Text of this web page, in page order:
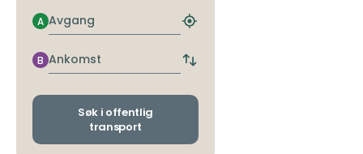
Avgang
A
Finn
holdeplass
Ankomst
B
Bytt
og
Søk i offentlig
transport